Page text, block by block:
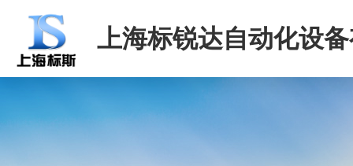
上海标锐达自动化设
司